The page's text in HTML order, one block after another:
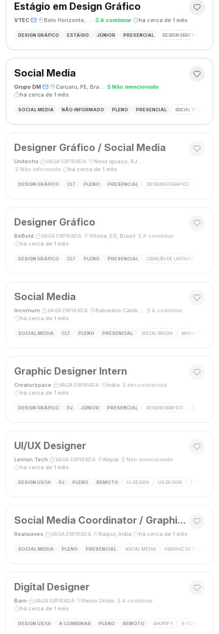
Estágio em Design Gráfico
VTEC· · Belo Horizonte, MG · A combinar· há cerca de 1 mês
DESIGN GRÁFICO ESTÁGIO JÚNIOR PRESENCIAL DESIGN GRÁFICO
Social Media
Grupo DM· · Caruaru, PE, Brasil· Não mencionado·
há cerca de 1 mês
SOCIAL MEDIA NÃO INFORMADO PLENO PRESENCIAL SOCIAL MEDIA
Designer Gráfico / Social Media
Unitechs VAGA EXPIRADA Nova Iguaçu, RJ, Brasil
Não informado
há cerca de 1 mês
DESIGN GRÁFICO CLT PLENO PRESENCIAL DESIGNER GRÁFICO
Designer Gráfico
BeBold VAGA EXPIRADA Vitória, ES, Brasil A combinar·
há cerca de 1 mês
DESIGN GRÁFICO CLT PLENO PRESENCIAL CRIAÇÃO DE LAYOUTS
Social Media
Incomum VAGA EXPIRADA Balneário Camboriú, SC A combinar·
há cerca de 1 mês
SOCIAL MEDIA CLT PLENO PRESENCIAL SOCIAL MEDIA MARKETING
Graphic Designer Intern
Creatorzpace VAGA EXPIRADA Índia desconhecido
há cerca de 1 mês
DESIGN GRÁFICO PJ JÚNIOR PRESENCIAL DESIGN GRÁFICO ESTÁGIO
UI/UX Designer
Lemon Tech VAGA EXPIRADA Nepal Não mencionado
há cerca de 1 mês
DESIGN UX/UI PJ PLENO REMOTO UI DESIGN UX DESIGN FIGMA
Social Media Coordinator / Graphic Designer
Realwaves VAGA EXPIRADA Raipur, Índia há cerca de 1 mês
SOCIAL MEDIA PLENO PRESENCIAL SOCIAL MEDIA GRAPHIC DESIGN
Digital Designer
Barn VAGA EXPIRADA Reino Unido A combinar·
há cerca de 1 mês
DESIGN UX/UI A COMBINAR PLENO REMOTO SHOPIFY E-COMMERCE